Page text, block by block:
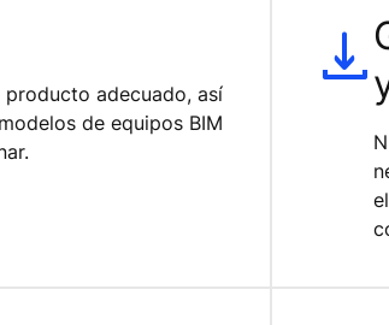
producto adecuado, así
de equipos BIM